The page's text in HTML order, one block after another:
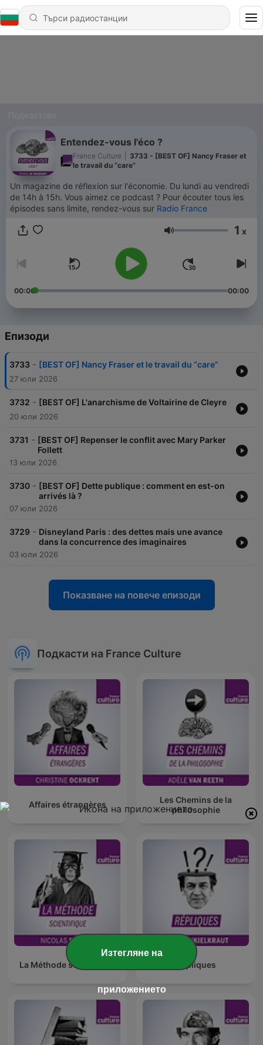
Entendez-vous l'éco ?
France Culture
3733 - [BEST OF] Nancy Fraser et
le travail du “care”
Un magazine de réflexion sur l'économie. Du lundi au vendredi
de 14h à 15h. Vous aimez ce podcast ? Pour écouter tous les
épisodes sans limite, rendez-vous sur Radio France
Сила на звука
1 x
00:00 00:00
Епизоди
3733 - [BEST OF] Nancy Fraser et le travail du “care”
27 юли 2026
3732 - [BEST OF] L'anarchisme de Voltairine de Cleyre
20 юли 2026
3731 - [BEST OF] Repenser le conflit avec Mary Parker
Follett
13 юли 2026
3730 - [BEST OF] Dette publique : comment en est-on
arrivés là ?
07 юли 2026
3729 - Disneyland Paris : des dettes mais une avance
dans la concurrence des imaginaires
03 юли 2026
Показване на повече епизоди
Подкасти на France Culture
Affaires étrangères
Les Chemins de la
philosophie
La Méthode scientifique Répliques
Изтегляне на
приложението